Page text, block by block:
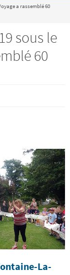
a rassemblé 60
sous le
60
La-